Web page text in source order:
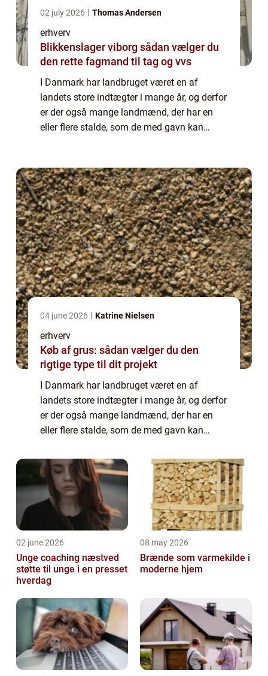
02 july 2026 Thomas Andersen
erhverv
Blikkenslager viborg sådan vælger du
den rette fagmand til tag og vvs
I Danmark har landbruget været en af
landets store indtægter i mange år, og derfor
er der også mange landmænd, der har en
eller flere stalde, som de med gavn kan
04 june 2026 Katrine Nielsen
erhverv
Køb af grus: sådan vælger du den
rigtige type til dit projekt
I Danmark har landbruget været en af
landets store indtægter i mange år, og derfor
er der også mange landmænd, der har en
eller flere stalde, som de med gavn kan
så...
02 june 2026
Unge coaching næstved
støtte til unge i en presset
hverdag
08 may 2026
Brænde som varmekilde i
moderne hjem